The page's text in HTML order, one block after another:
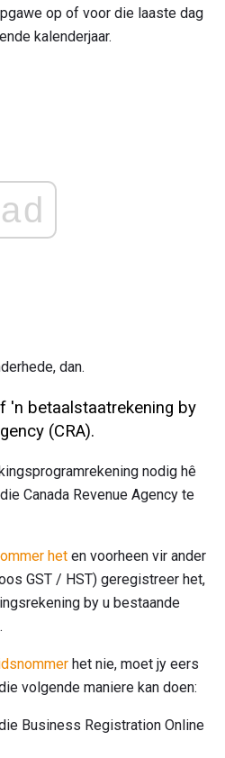
op of voor die laaste dag
kalenderjaar.
ad
dan.
'n betaalstaatrekening by
(CRA).
nodig hê
Canada Revenue Agency te
het en voorheen vir ander
GST / HST) geregistreer het,
by u bestaande
het nie, moet jy eers
volgende maniere kan doen:
Business Registration Online